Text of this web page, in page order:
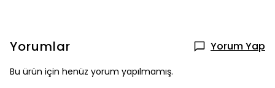
Yorumlar Yorum Yap
Bu ürün için henüz yorum yapılmamış.